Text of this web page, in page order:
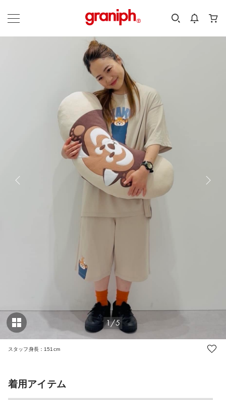
カテゴリーから探す
MEN KIDS
1/5
スタッフ身長：151cm
着用アイテム